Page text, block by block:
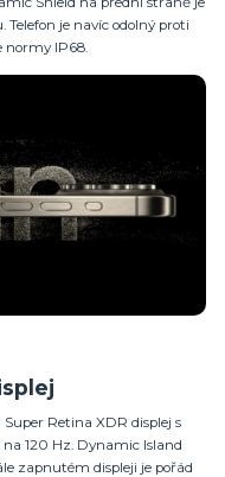
je navíc odolný proti
normy IP68.
Super Retina XDR displej s
120 Hz. Dynamic Island
zapnutém displeji je pořád